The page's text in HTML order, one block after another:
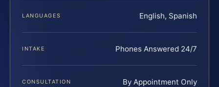
LANGUAGES English, Spanish
INTAKE Phones Answered 24/7
CONSULTATION By Appointment Only